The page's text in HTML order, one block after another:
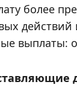
более
выплаты: